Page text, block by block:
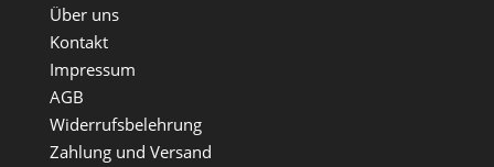
Über uns
Kontakt
Impressum
AGB
Widerrufsbelehrung
Zahlung und Versand